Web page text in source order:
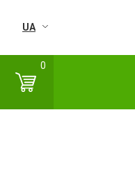
UA
0